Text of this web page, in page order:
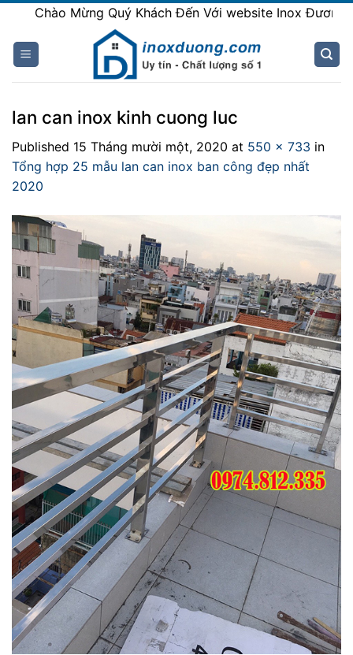
content
Chào Mừng Quý Khách Đến Với website Inox Đương
lan can inox kinh cuong luc
Published 15 Tháng mười một, 2020 at 550 × 733 in
Tổng hợp 25 mẫu lan can inox ban công đẹp nhất
2020